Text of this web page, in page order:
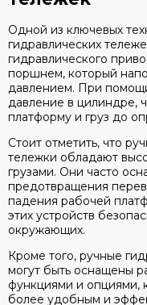
Одной из ключевых
гидравлических
гидравлического
поршнем, который
давлением. При
давление в цилиндре,
платформу и груз до
Стоит отметить, что
тележки обладают
грузами. Они часто
предотвращения
падения рабочей
этих устройств
окружающих.
Кроме того, ручные
могут быть оснащены
функциями и опциями,
более удобным и